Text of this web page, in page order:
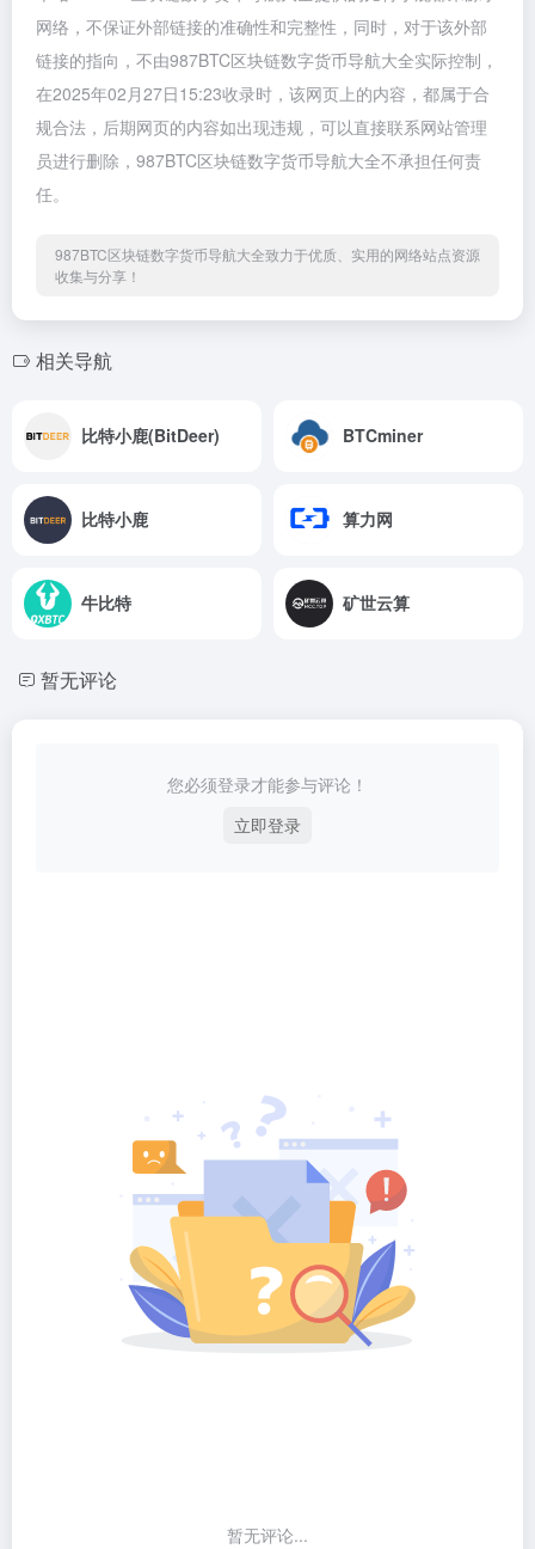
网络，不保证外部链接的准确性和完整性，同时，对于该外部
链接的指向，不由987BTC区块链数字货币导航大全实际控制，
在2025年02月27日15:23收录时，该网页上的内容，都属于合
规合法，后期网页的内容如出现违规，可以直接联系网站管理
员进行删除，987BTC区块链数字货币导航大全不承担任何责
任。
987BTC区块链数字货币导航大全致力于优质、实用的网络站点资源
收集与分享！
相关导航
比特小鹿(BitDeer) BTCminer
比特小鹿 算力网
牛比特 矿世云算
暂无评论
您必须登录才能参与评论！
立即登录
暂无评论...